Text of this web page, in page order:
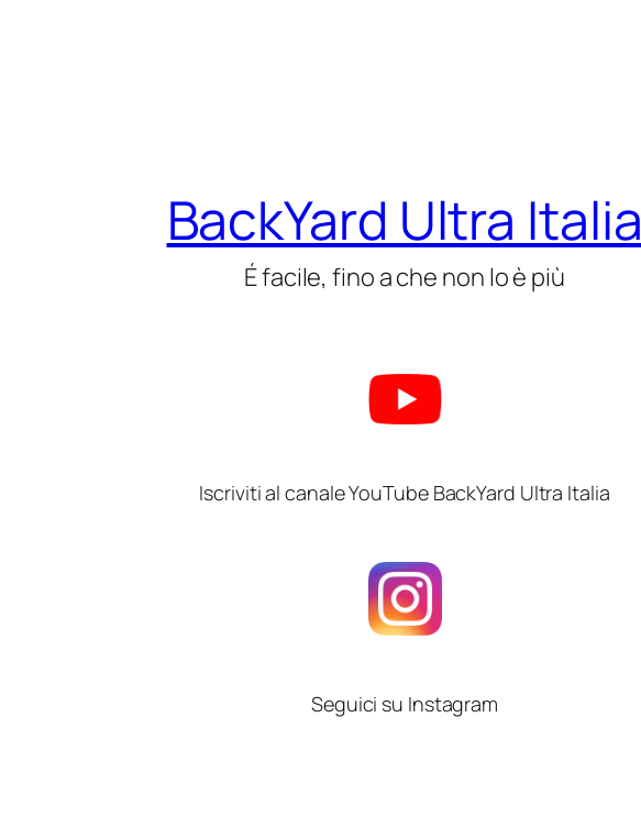
BackYard Ultra Italia
É facile, fino a che non lo è più
Iscriviti al canale YouTube BackYard Ultra Italia
Seguici su Instagram